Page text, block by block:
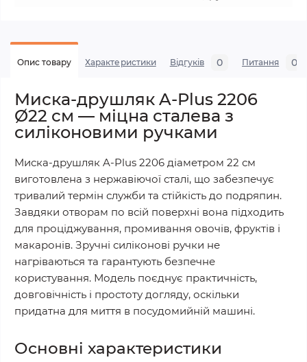
Опис товару Характеристики Відгуків 0 Питання 0
Миска-друшляк A-Plus 2206
Ø22 см — міцна сталева з
силіконовими ручками
Миска-друшляк A-Plus 2206 діаметром 22 см
виготовлена з нержавіючої сталі, що забезпечує
тривалий термін служби та стійкість до подряпин.
Завдяки отворам по всій поверхні вона підходить
для проціджування, промивання овочів, фруктів і
макаронів. Зручні силіконові ручки не
нагріваються та гарантують безпечне
користування. Модель поєднує практичність,
довговічність і простоту догляду, оскільки
придатна для миття в посудомийній машині.
Основні характеристики